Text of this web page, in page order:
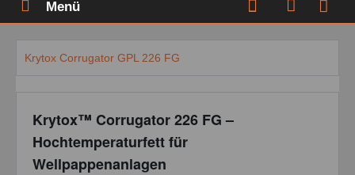
Menü
Krytox Corrugator GPL 226 FG
Krytox™ Corrugator 226 FG –
Hochtemperaturfett für
Wellpappenanlagen